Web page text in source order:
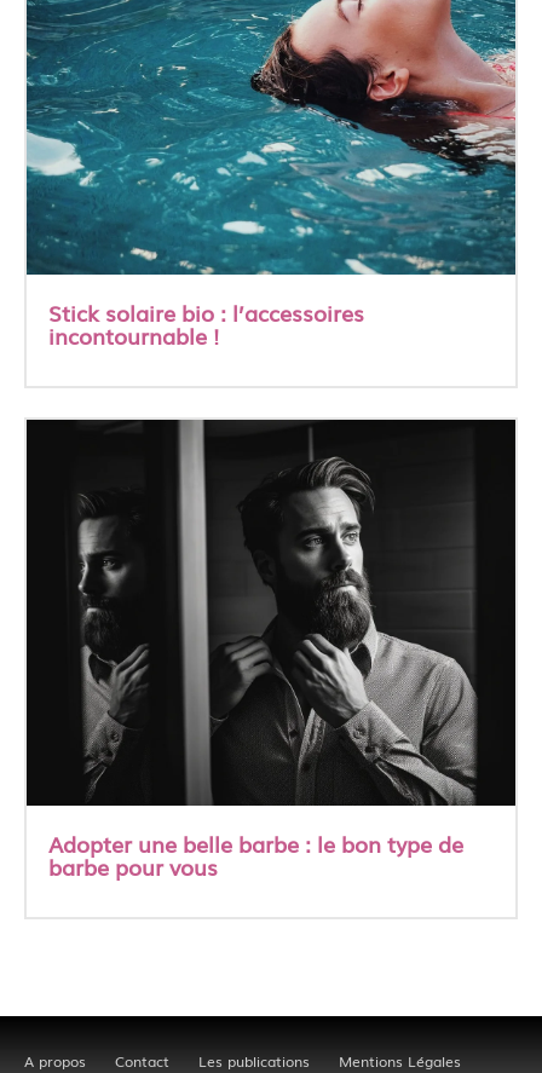
Stick solaire bio : l’accessoires
incontournable !
Adopter une belle barbe : le bon type de
barbe pour vous
A propos Contact Les publications Mentions Légales